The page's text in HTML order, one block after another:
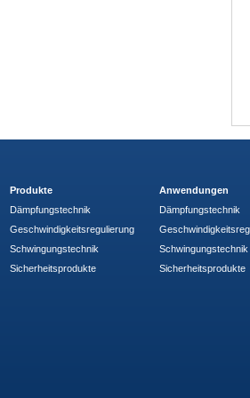
Produkte
Dämpfungstechnik
Geschwindigkeitsregulierung
Schwingungstechnik
Sicherheitsprodukte
Anwendungen
Dämpfungstechnik
Schwingungstechnik
Sicherheitsprodukte